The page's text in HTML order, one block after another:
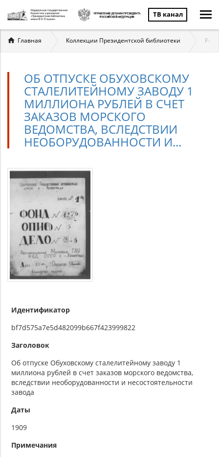
ТВ канал
Вы
здесь
Главная Коллекции Президентской библиотеки
ОБ ОТПУСКЕ ОБУХОВСКОМУ
СТАЛЕЛИТЕЙНОМУ ЗАВОДУ 1
МИЛЛИОНА РУБЛЕЙ В СЧЕТ
ЗАКАЗОВ МОРСКОГО
ВЕДОМСТВА, ВСЛЕДСТВИИ
НЕОБОРУДОВАННОСТИ И...
Идентификатор
bf7d575a7e5d482099b667f423999822
Заголовок
Об отпуске Обуховскому сталелитейному заводу 1
миллиона рублей в счет заказов морского ведомства,
вследствии необорудованности и несостоятельности
завода
Даты
1909
Примечания